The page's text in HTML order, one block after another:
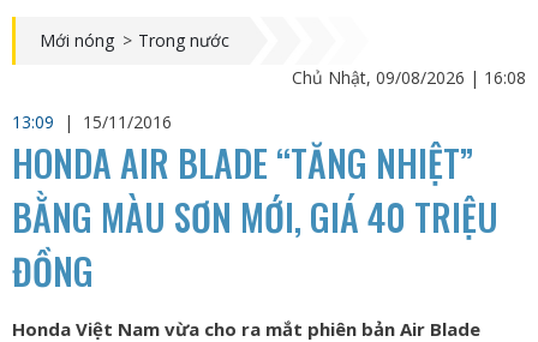
Mới nóng > Trong nước
Chủ Nhật, 09/08/2026 | 16:08
13:09
| 15/11/2016
HONDA AIR BLADE “TĂNG NHIỆT”
BẰNG MÀU SƠN MỚI, GIÁ 40 TRIỆU
ĐỒNG
Honda Việt Nam vừa cho ra mắt phiên bản Air Blade